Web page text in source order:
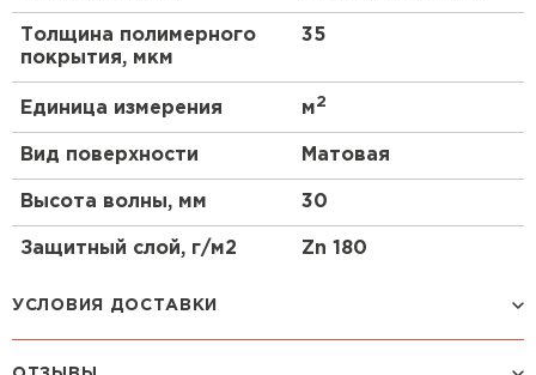
Толщина полимерного
покрытия, мкм
35
Единица измерения м2
Вид поверхности Матовая
Высота волны, мм 30
Защитный слой, г/м2 Zn 180
УСЛОВИЯ ДОСТАВКИ